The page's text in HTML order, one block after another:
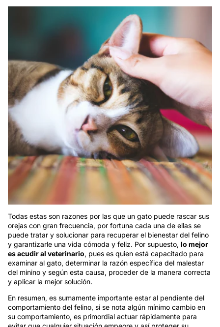
Todas estas son razones por las que un gato puede rascar sus
orejas con gran frecuencia, por fortuna cada una de ellas se
puede tratar y solucionar para recuperar el bienestar del felino
y garantizarle una vida cómoda y feliz. Por supuesto, lo mejor
es acudir al veterinario, pues es quien está capacitado para
examinar al gato, determinar la razón específica del malestar
del minino y según esta causa, proceder de la manera correcta
y aplicar la mejor solución.
En resumen, es sumamente importante estar al pendiente del
comportamiento del felino, si se nota algún mínimo cambio en
su comportamiento, es primordial actuar rápidamente para